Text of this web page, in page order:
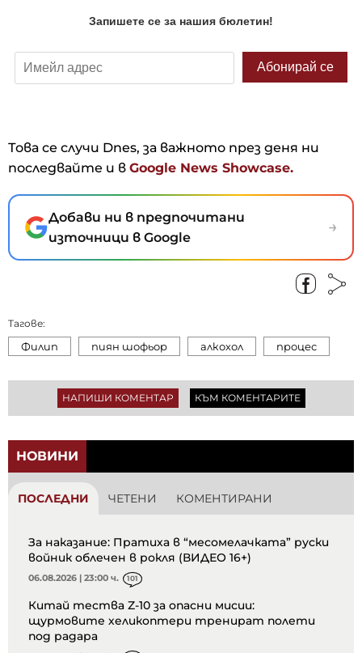
Това се случи Dnes, за важното през деня ни
последвайте и в Google News Showcase.
Добави ни в предпочитани
източници в Google
→
Тагове:
Филип пиян шофьор алкохол процес
НАПИШИ КОМЕНТАР КЪМ КОМЕНТАРИТЕ
НОВИНИ
ПОСЛЕДНИ ЧЕТЕНИ КОМЕНТИРАНИ
За наказание: Пратиха в “месомелачката” руски
войник облечен в рокля (ВИДЕО 16+)
06.08.2026 | 23:00 ч. 101
Китай тества Z-10 за опасни мисии:
щурмовите хеликоптери тренират полети
под радара